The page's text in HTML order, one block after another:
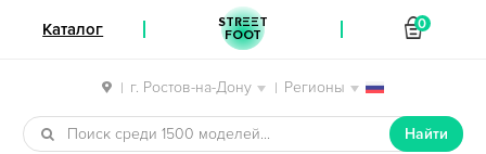
| г. Ростов-на-Дону | Регионы
Перейти к навигации
Перейти к содержимому
Найти
Каталог STREET
FOOT
0